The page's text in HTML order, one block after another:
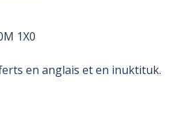
1X0
en anglais et en inuktituk.